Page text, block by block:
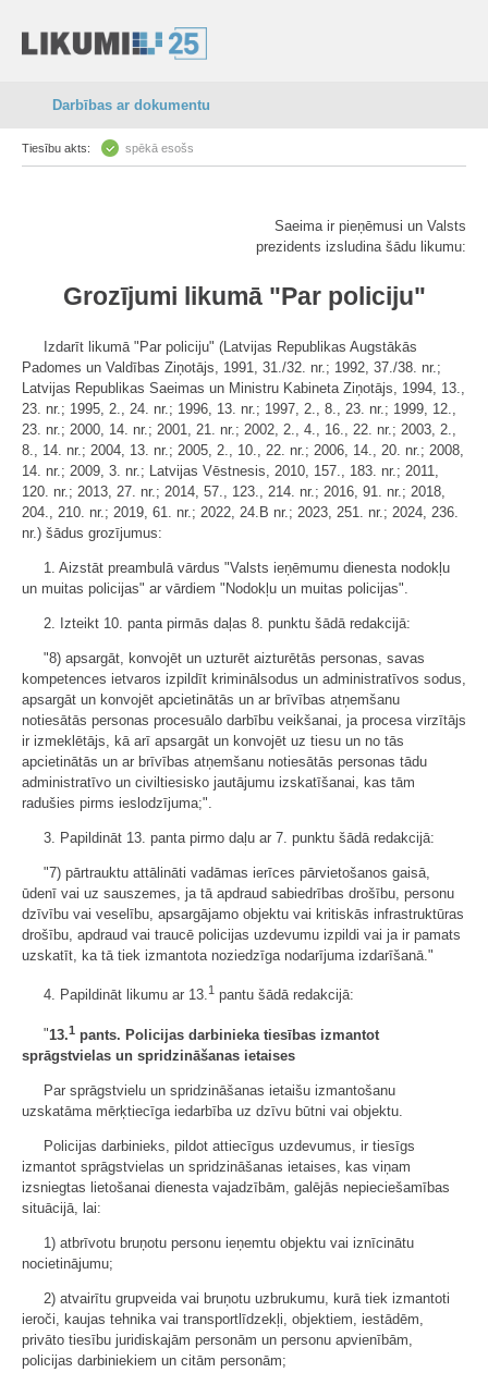
Darbības ar dokumentu
Tiesību akts: spēkā esošs
Saeima ir pieņēmusi un Valsts
prezidents izsludina šādu likumu:
Grozījumi likumā "Par policiju"
Izdarīt likumā "Par policiju" (Latvijas Republikas Augstākās
Padomes un Valdības Ziņotājs, 1991, 31./32. nr.; 1992, 37./38. nr.;
Latvijas Republikas Saeimas un Ministru Kabineta Ziņotājs, 1994, 13.,
23. nr.; 1995, 2., 24. nr.; 1996, 13. nr.; 1997, 2., 8., 23. nr.; 1999, 12.,
23. nr.; 2000, 14. nr.; 2001, 21. nr.; 2002, 2., 4., 16., 22. nr.; 2003, 2.,
8., 14. nr.; 2004, 13. nr.; 2005, 2., 10., 22. nr.; 2006, 14., 20. nr.; 2008,
14. nr.; 2009, 3. nr.; Latvijas Vēstnesis, 2010, 157., 183. nr.; 2011,
120. nr.; 2013, 27. nr.; 2014, 57., 123., 214. nr.; 2016, 91. nr.; 2018,
204., 210. nr.; 2019, 61. nr.; 2022, 24.B nr.; 2023, 251. nr.; 2024, 236.
nr.) šādus grozījumus:
1. Aizstāt preambulā vārdus "Valsts ieņēmumu dienesta nodokļu
un muitas policijas" ar vārdiem "Nodokļu un muitas policijas".
2. Izteikt 10. panta pirmās daļas 8. punktu šādā redakcijā:
"8) apsargāt, konvojēt un uzturēt aizturētās personas, savas
kompetences ietvaros izpildīt kriminālsodus un administratīvos sodus,
apsargāt un konvojēt apcietinātās un ar brīvības atņemšanu
notiesātās personas procesuālo darbību veikšanai, ja procesa virzītājs
ir izmeklētājs, kā arī apsargāt un konvojēt uz tiesu un no tās
apcietinātās un ar brīvības atņemšanu notiesātās personas tādu
administratīvo un civiltiesisko jautājumu izskatīšanai, kas tām
radušies pirms ieslodzījuma;".
3. Papildināt 13. panta pirmo daļu ar 7. punktu šādā redakcijā:
"7) pārtrauktu attālināti vadāmas ierīces pārvietošanos gaisā,
ūdenī vai uz sauszemes, ja tā apdraud sabiedrības drošību, personu
dzīvību vai veselību, apsargājamo objektu vai kritiskās infrastruktūras
drošību, apdraud vai traucē policijas uzdevumu izpildi vai ja ir pamats
uzskatīt, ka tā tiek izmantota noziedzīga nodarījuma izdarīšanā."
4. Papildināt likumu ar 13.1 pantu šādā redakcijā:
"13.1 pants. Policijas darbinieka tiesības izmantot
sprāgstvielas un spridzināšanas ietaises
Par sprāgstvielu un spridzināšanas ietaišu izmantošanu
uzskatāma mērķtiecīga iedarbība uz dzīvu būtni vai objektu.
Policijas darbinieks, pildot attiecīgus uzdevumus, ir tiesīgs
izmantot sprāgstvielas un spridzināšanas ietaises, kas viņam
izsniegtas lietošanai dienesta vajadzībām, galējās nepieciešamības
situācijā, lai:
1) atbrīvotu bruņotu personu ieņemtu objektu vai iznīcinātu
nocietinājumu;
2) atvairītu grupveida vai bruņotu uzbrukumu, kurā tiek izmantoti
ieroči, kaujas tehnika vai transportlīdzekļi, objektiem, iestādēm,
privāto tiesību juridiskajām personām un personu apvienībām,
policijas darbiniekiem un citām personām;